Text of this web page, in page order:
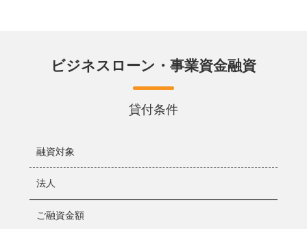
第57号）その他関係法令を遵守いたします。
当社は、個人情報の保護に関する法律（平成15年5月30日法
ラム及び個人情報保護規程を定め、継続的に見直し、改善
に努めてまいります。
当社は、取得した個人情報の取扱いに当たっては、その利
当社が加盟する個人信用情報機関に登録されている個人情
報は、返済能力の調査の目的に利用し、法令に基づき、そ
ビジネスローン・事業資金融資
貸付条件
融資対象
法人
ご融資金額